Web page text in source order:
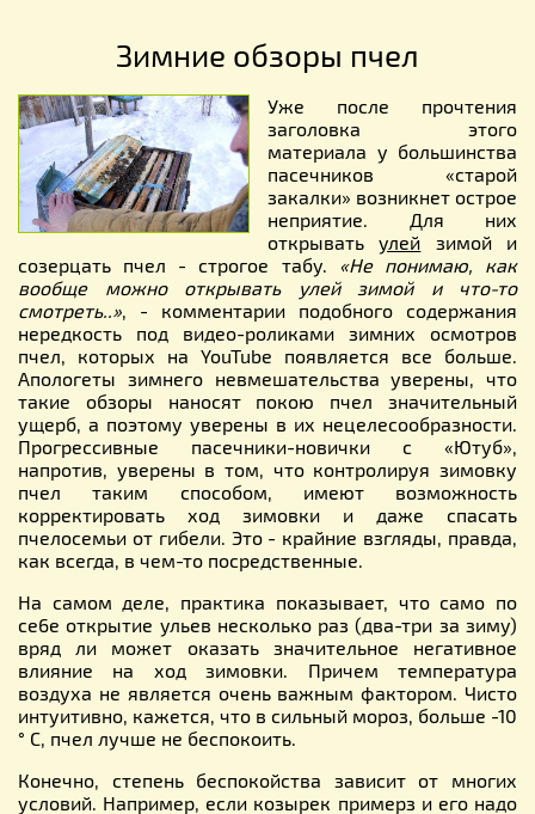
Зимние обзоры пчел
Уже после прочтения
заголовка этого
материала у большинства
пасечников «старой
закалки» возникнет острое
неприятие. Для них
открыватьулей зимой и
созерцать пчел - строгое табу. «Не понимаю, как
вообще можно открывать улей зимой и что-то
смотреть..», - комментарии подобного содержания
нередкость под видео-роликами зимних осмотров
пчел, которых на YouTube появляется все больше.
Апологеты зимнего невмешательства уверены, что
такие обзоры наносят покою пчел значительный
ущерб, а поэтому уверены в их нецелесообразности.
Прогрессивные пасечники-новички с «Ютуб»,
напротив, уверены в том, что контролируя зимовку
пчел таким способом, имеют возможность
корректировать ход зимовки и даже спасать
пчелосемьи от гибели. Это - крайние взгляды, правда,
как всегда, в чем-то посредственные.
На самом деле, практика показывает, что само по
се6е открытие ульев несколько раз (два-три за зиму)
вряд ли может оказать значительное негативное
влияние на ход зимовки. Причем температура
воздуха не является очень важным фактором. Чисто
интуитивно, кажется, что в сильный мороз, больше -10
° С, пчел лучше не беспокоить.
Конечно, степень беспокойства зависит от многих
условий. Например, если козырек примерз и его надо